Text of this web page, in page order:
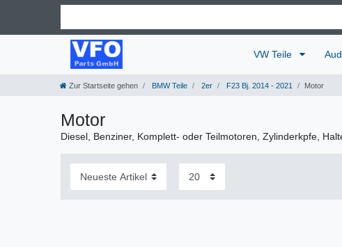
VW Teile
Zur Startseite gehen BMW Teile 2er F23 Bj. 2014 - 2021 Motor
Motor
Diesel, Benziner, Komplett- oder Teilmotoren, Zylinderkpfe,